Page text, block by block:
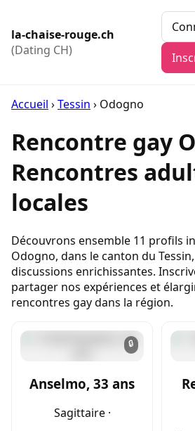
la-chaise-rouge.ch
(Dating CH)
Accueil ›Tessin › Odogno
Rencontre gay
Rencontres
locales
Découvrons ensemble 11 profils
Odogno, dans le canton du
discussions enrichissantes.
partager nos expériences et
rencontres gay dans la région.
🔒
Anselmo, 33 ans
Sagittaire ·